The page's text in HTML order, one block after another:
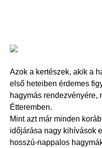
Azok a kertészek, akik a
első heteiben érdemes
hagymás rendezvényére,
Étteremben.
Mint azt már minden
időjárása nagy kihívások
hosszú-nappalos